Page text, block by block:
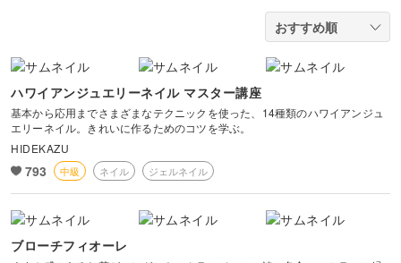
クラフト
ぬいぐるみ
手帳・ノート
アロマ・ハーブ
パーソナルカラー
暮らし
料理
構図
光・ライティング
風景・スナップ
ハワイアンジュエリーネイル マスター講座
基本から応用までさまざまなテクニックを使った、14種類のハワイアンジュ
エリーネイル。きれいに作るためのコツを学ぶ。
HIDEKAZU
793 中級 ネイル ジェルネイル
ブローチフィオーレ